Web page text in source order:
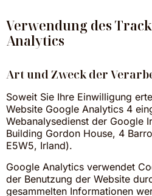
Verwendung des
Analytics
Art und Zweck der
Soweit Sie Ihre Einwilligung
Website Google Analytics 4
Webanalysedienst der Google
Building Gordon House, 4
E5W5, Irland).
Google Analytics verwendet
der Benutzung der Website
gesammelten Informationen